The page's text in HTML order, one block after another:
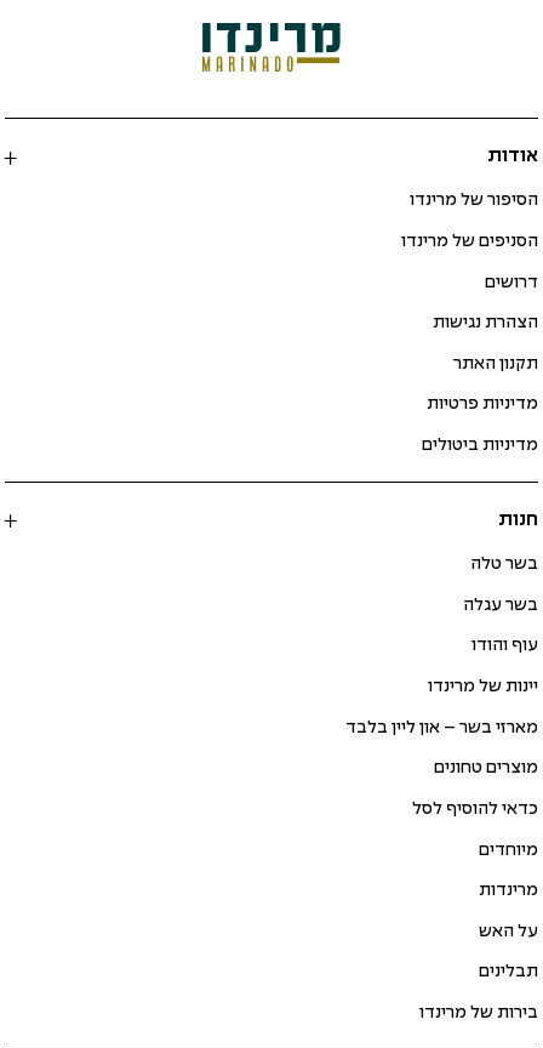
אודות
הסיפור של מרינדו
הסניפים של מרינדו
דרושים
הצהרת נגישות
תקנון האתר
מדיניות פרטיות
מדיניות ביטולים
חנות
בשר טלה
בשר עגלה
עוף והודו
יינות של מרינדו
מארזי בשר – און ליין בלבד
מוצרים טחונים
כדאי להוסיף לסל
מיוחדים
מרינדות
על האש
תבלינים
בירות של מרינדו